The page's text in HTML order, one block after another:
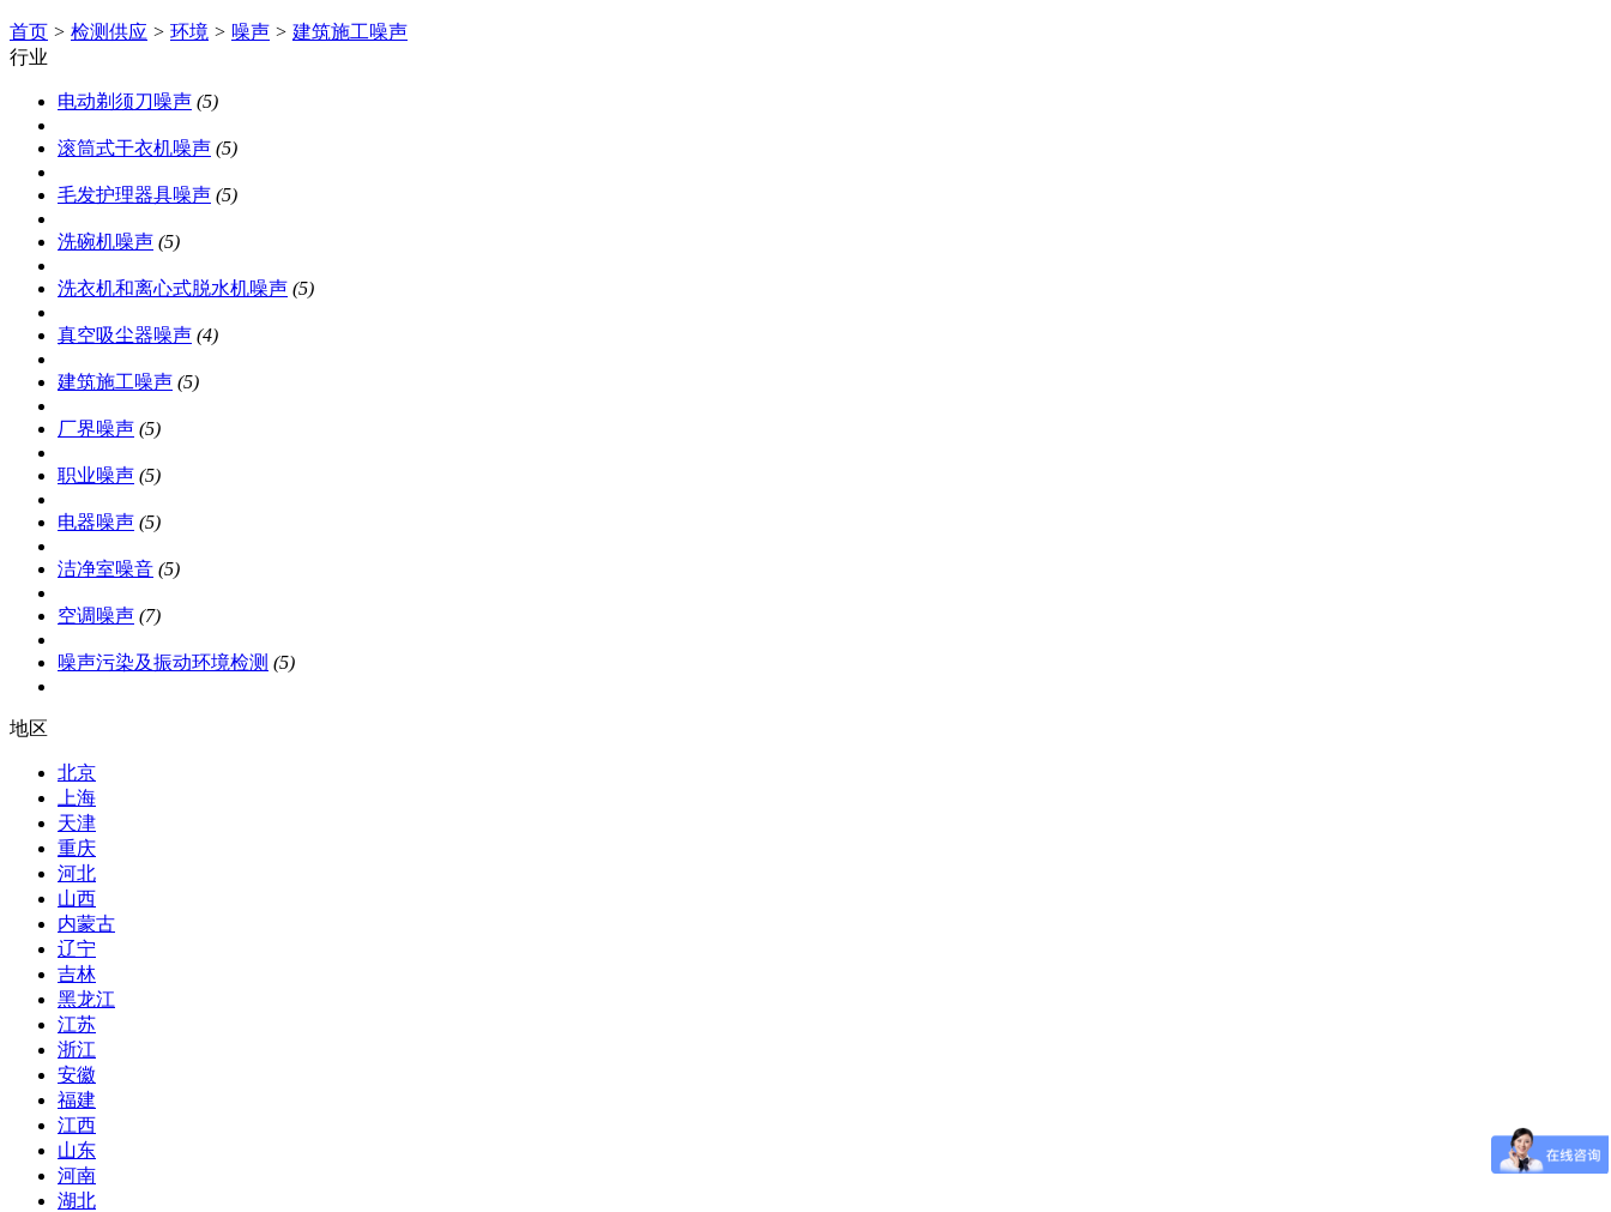
首页 > 检测供应 > 环境 > 噪声 > 建筑施工噪声
行业
电动剃须刀噪声 (5)
滚筒式干衣机噪声 (5)
毛发护理器具噪声 (5)
洗碗机噪声 (5)
洗衣机和离心式脱水机噪声 (5)
真空吸尘器噪声 (4)
建筑施工噪声 (5)
厂界噪声 (5)
职业噪声 (5)
电器噪声 (5)
洁净室噪音 (5)
空调噪声 (7)
噪声污染及振动环境检测 (5)
地区
北京
上海
天津
重庆
河北
山西
内蒙古
辽宁
吉林
黑龙江
江苏
浙江
安徽
福建
江西
山东
河南
湖北